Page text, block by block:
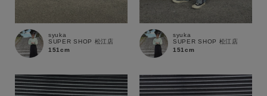
syuka
SUPER SHOP 松江店
151cm
syuka
SUPER SHOP 松江店
151cm